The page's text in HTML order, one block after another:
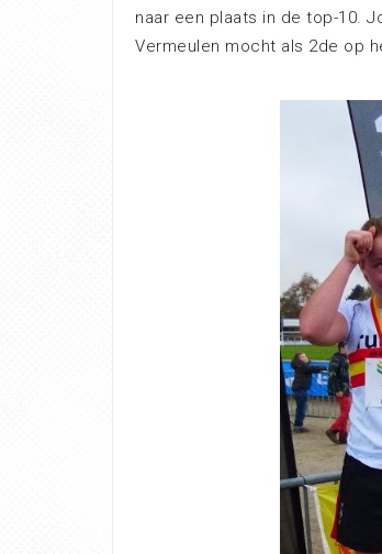
naar een plaats in de top-10.
Vermeulen mocht als 2de op